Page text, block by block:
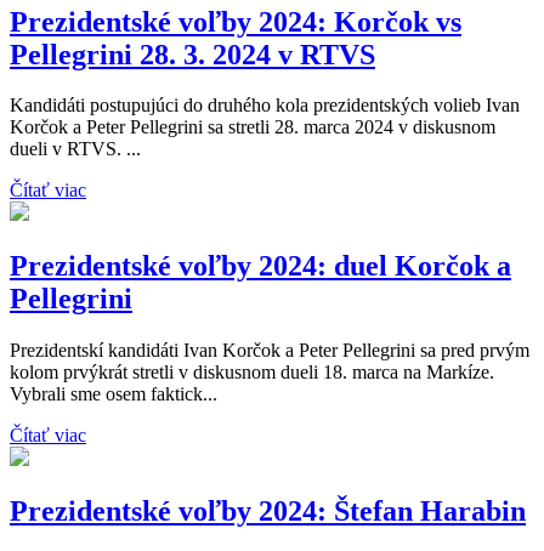
Prezidentské voľby 2024: Korčok vs
Pellegrini 28. 3. 2024 v RTVS
Kandidáti postupujúci do druhého kola prezidentských volieb Ivan
Korčok a Peter Pellegrini sa stretli 28. marca 2024 v diskusnom
dueli v RTVS. ...
Čítať viac
Prezidentské voľby 2024: duel Korčok a
Pellegrini
Prezidentskí kandidáti Ivan Korčok a Peter Pellegrini sa pred prvým
kolom prvýkrát stretli v diskusnom dueli 18. marca na Markíze.
Vybrali sme osem faktick...
Čítať viac
Prezidentské voľby 2024: Štefan Harabin